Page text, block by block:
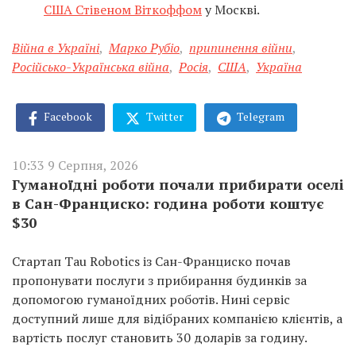
США Стівеном Віткоффому Москві.
Війна в Україні, Марко Рубіо, припинення війни,
Російсько-Українська війна, Росія, США, Україна
Facebook Twitter Telegram
10:33 9 Серпня, 2026
Гуманоїдні роботи почали прибирати оселі
в Сан-Франциско: година роботи коштує
$30
Стартап Tau Robotics із Сан-Франциско почав
пропонувати послуги з прибирання будинків за
допомогою гуманоїдних роботів. Нині сервіс
доступний лише для відібраних компанією клієнтів, а
вартість послуг становить 30 доларів за годину.